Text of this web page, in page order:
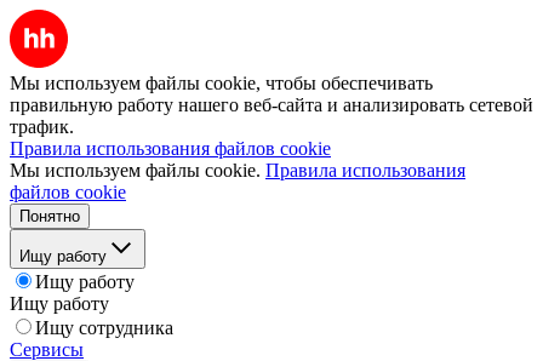
Мы используем файлы cookie, чтобы обеспечивать
правильную работу нашего веб-сайта и анализировать сетевой
трафик.
Правила использования файлов cookie
Мы используем файлы cookie. Правила использования
файлов cookie
Понятно
Ищу работу
Ищу работу
Ищу работу
Ищу сотрудника
Сервисы